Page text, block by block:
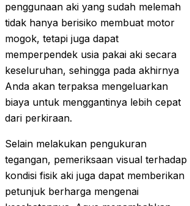
penggunaan aki yang sudah melemah
tidak hanya berisiko membuat motor
mogok, tetapi juga dapat
memperpendek usia pakai aki secara
keseluruhan, sehingga pada akhirnya
Anda akan terpaksa mengeluarkan
biaya untuk menggantinya lebih cepat
dari perkiraan.
Selain melakukan pengukuran
tegangan, pemeriksaan visual terhadap
kondisi fisik aki juga dapat memberikan
petunjuk berharga mengenai